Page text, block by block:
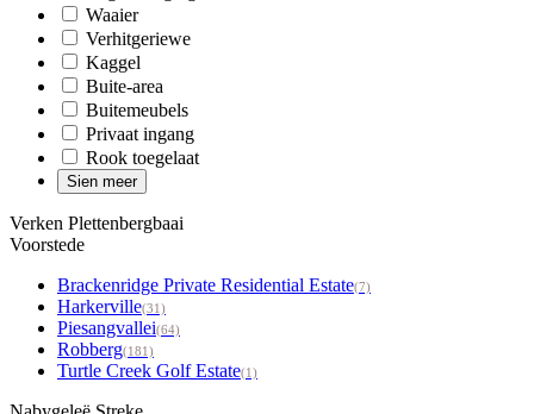
Waaier
Verhitgeriewe
Kaggel
Buite-area
Buitemeubels
Privaat ingang
Rook toegelaat
Sien meer
Verken Plettenbergbaai
Voorstede
Brackenridge Private Residential Estate(7)
Harkerville(31)
Piesangvallei(64)
Robberg(181)
Turtle Creek Golf Estate(1)